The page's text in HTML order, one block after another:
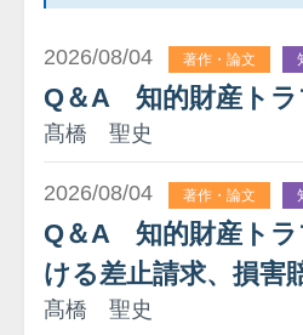
2026/08/04 著作・論文
Q＆A 知的財産トラ
髙橋 聖史
2026/08/04 著作・論文
Q＆A 知的財産トラ
ける差止請求、損害
髙橋 聖史